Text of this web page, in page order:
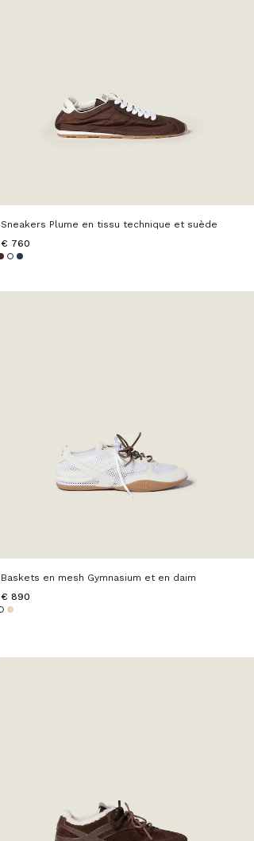
Sneakers Plume en tissu technique et suède
€ 760
Baskets en mesh Gymnasium et en daim
€ 890